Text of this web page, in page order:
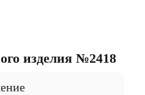
изделия №2418